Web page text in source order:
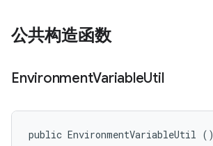
公共构造函数
EnvironmentVariableUtil
public EnvironmentVariableUtil ()